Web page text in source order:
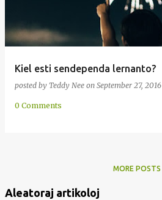
Kiel esti sendependa lernanto?
posted by Teddy Nee on September 27, 2016
0 Comments
MORE POSTS
Aleatoraj artikoloj